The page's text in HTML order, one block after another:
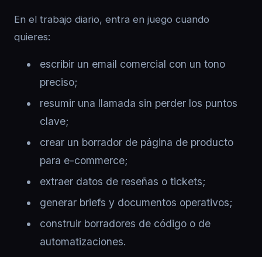
En el trabajo diario, entra en juego cuando
quieres:
escribir un email comercial con un tono
preciso;
resumir una llamada sin perder los puntos
clave;
crear un borrador de página de producto
para e-commerce;
extraer datos de reseñas o tickets;
generar briefs y documentos operativos;
construir borradores de código o de
automatizaciones.